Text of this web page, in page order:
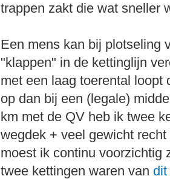
trappen zakt die wat sneller
Een mens kan bij plotseling
"klappen" in de kettinglijn
met een laag toerental loopt
op dan bij een (legale)
km met de QV heb ik twee
wegdek + veel gewicht
moest ik continu voorzichtig
twee kettingen waren van dit